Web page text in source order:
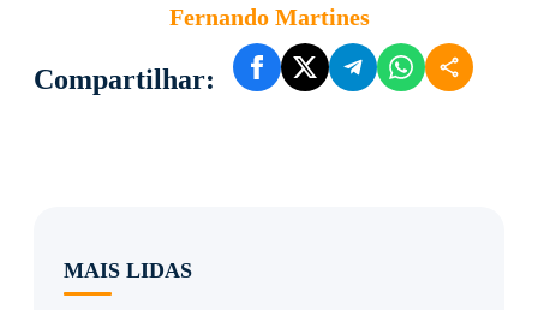
Fernando Martines
Compartilhar:
MAIS LIDAS